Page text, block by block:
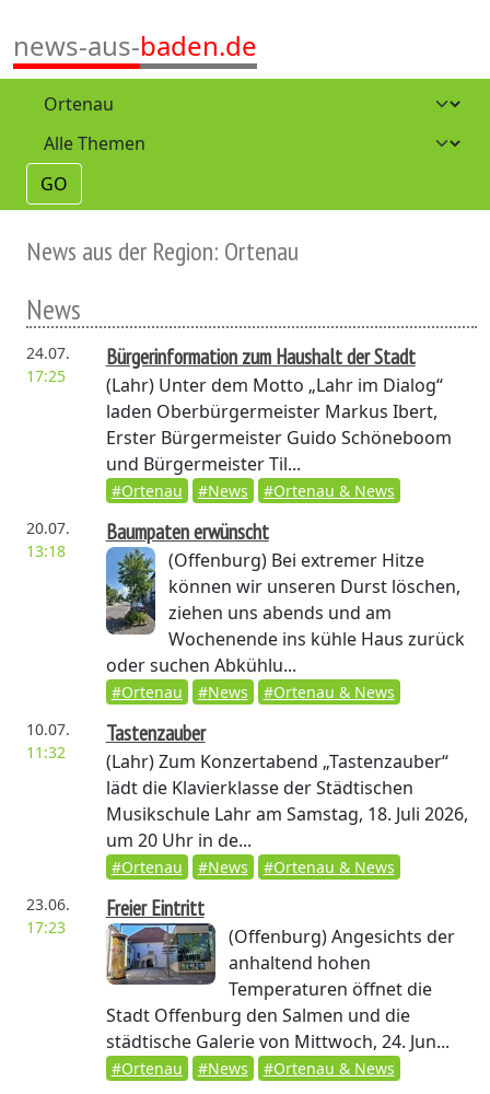
news-aus-baden.de
GO
News aus der Region: Ortenau
News
24.07.
17:25
Bürgerinformation zum Haushalt der Stadt
(Lahr)Unter dem Motto „Lahr im Dialog“
laden Oberbürgermeister Markus Ibert,
Erster Bürgermeister Guido Schöneboom
und Bürgermeister Til...
#Ortenau #News
#Ortenau & News
20.07.
13:18
Baumpaten erwünscht
(Offenburg)Bei extremer Hitze
können wir unseren Durst löschen,
ziehen uns abends und am
Wochenende ins kühle Haus zurück
oder suchen Abkühlu...
#Ortenau #News
#Ortenau & News
10.07.
11:32
Tastenzauber
(Lahr)Zum Konzertabend „Tastenzauber“
lädt die Klavierklasse der Städtischen
Musikschule Lahr am Samstag, 18. Juli 2026,
um 20 Uhr in de...
#Ortenau #News
#Ortenau & News
23.06.
17:23
Freier Eintritt
(Offenburg)Angesichts der
anhaltend hohen
Temperaturen öffnet die
Stadt Offenburg den Salmen und die
städtische Galerie von Mittwoch, 24. Jun...
#Ortenau #News
#Ortenau & News